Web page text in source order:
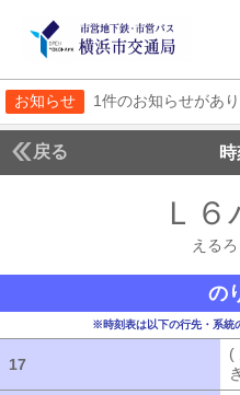
お知らせ 1件のお知らせがあ
戻る
Ｌ
える
の
※時刻表は以下の行先・系統
17
(
き